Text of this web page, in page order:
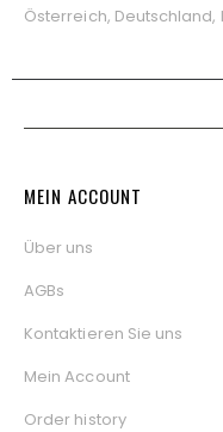
Österreich,
MEIN ACCOUNT
Über uns
AGBs
Kontaktieren Sie uns
Mein Account
Order history